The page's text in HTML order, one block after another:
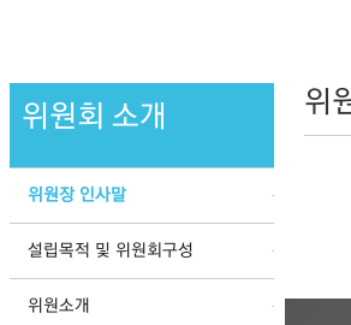
위원회 소개
위원장 인사말
설립목적 및 위원회구성
위원소개
위